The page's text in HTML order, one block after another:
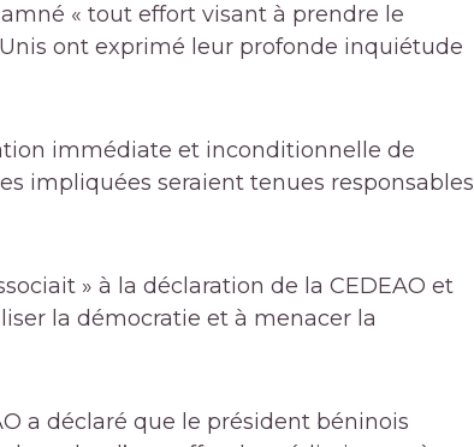
« tout effort visant à prendre le
ont exprimé leur profonde inquiétude
immédiate et inconditionnelle de
impliquées seraient tenues responsables
» à la déclaration de la CEDEAO et
la démocratie et à menacer la
a déclaré que le président béninois